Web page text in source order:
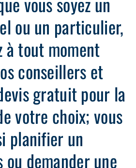
ou un particulier,
à tout moment
conseillers et
gratuit pour la
votre choix; vous
planifier un
ou demander une